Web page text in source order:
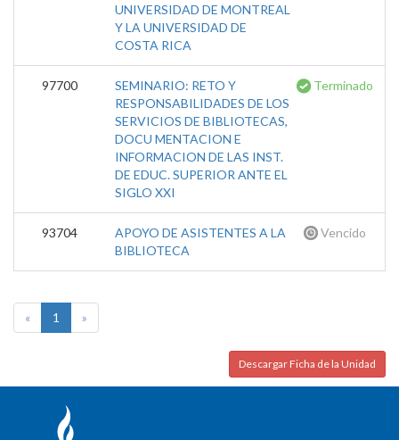
UNIVERSIDAD DE MONTREAL
Y LA UNIVERSIDAD DE
COSTA RICA
97700
SEMINARIO: RETO Y
RESPONSABILIDADES DE LOS
SERVICIOS DE BIBLIOTECAS,
DOCU MENTACION E
INFORMACION DE LAS INST.
DE EDUC. SUPERIOR ANTE EL
SIGLO XXI
Terminado
93704
APOYO DE ASISTENTES A LA
BIBLIOTECA
Vencido
« 1 »
Descargar Ficha de la Unidad